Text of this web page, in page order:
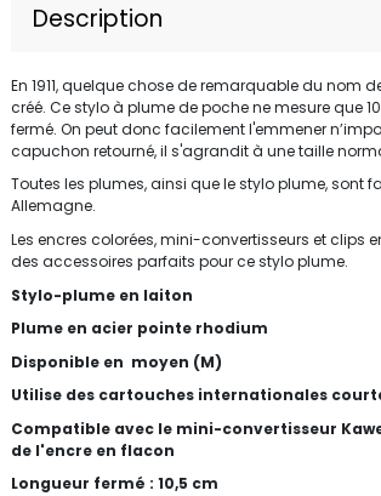
Description
En 1911, quelque chose de remarquable du nom
créé. Ce stylo à plume de poche ne mesure que
fermé. On peut donc facilement l'emmener
capuchon retourné, il s'agrandit à une taille
Toutes les plumes, ainsi que le stylo plume, sont
Allemagne.
Les encres colorées, mini-convertisseurs et clips
des accessoires parfaits pour ce stylo plume.
Stylo-plume en laiton
Plume en acier pointe rhodium
Disponible en moyen (M)
Utilise des cartouches internationales
Compatible avec le mini-convertisseur
de l'encre en flacon
Longueur fermé : 10,5 cm